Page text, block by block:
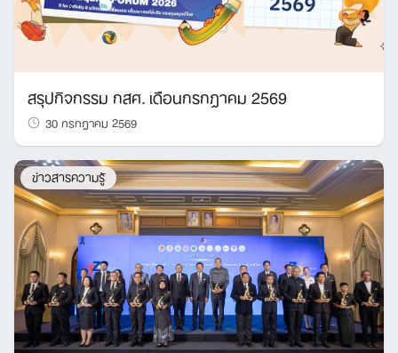
สรุปกิจกรรม กสศ. เดือนกรกฎาคม 2569
30 กรกฎาคม 2569
ข่าวสารความรู้